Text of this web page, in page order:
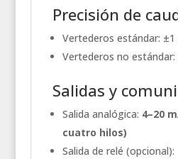
Precisión de
Vertederos estándar: ±1
Vertederos no estándar:
Salidas y
Salida analógica: 4–20
cuatro hilos)
Salida de relé (opcional):